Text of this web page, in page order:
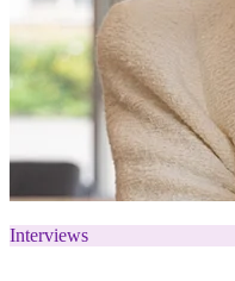
Interviews